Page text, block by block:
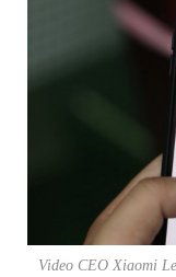
Video CEO Xiaomi